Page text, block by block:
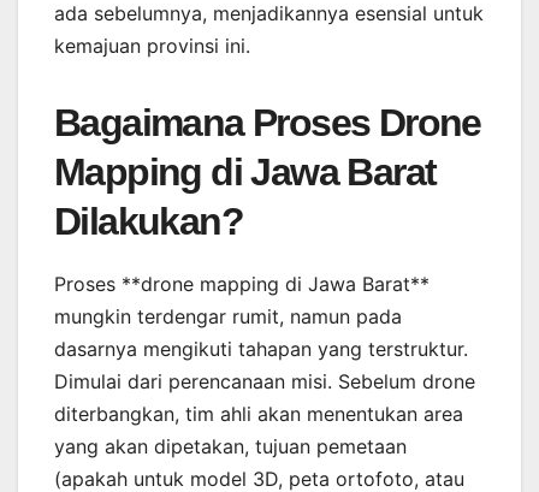
ada sebelumnya, menjadikannya esensial untuk
kemajuan provinsi ini.
Bagaimana Proses Drone
Mapping di Jawa Barat
Dilakukan?
Proses **drone mapping di Jawa Barat**
mungkin terdengar rumit, namun pada
dasarnya mengikuti tahapan yang terstruktur.
Dimulai dari perencanaan misi. Sebelum drone
diterbangkan, tim ahli akan menentukan area
yang akan dipetakan, tujuan pemetaan
(apakah untuk model 3D, peta ortofoto, atau